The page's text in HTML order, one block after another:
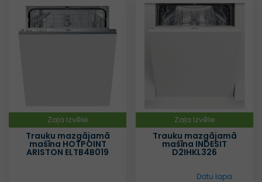
Zaļa Izvēle
Trauku mazgājamā
mašīna HOTPOINT
ARISTON ELTB4B019
Zaļa Izvēle
Trauku mazgājamā
mašīna INDESIT
D2IHKL326
Datu lapa